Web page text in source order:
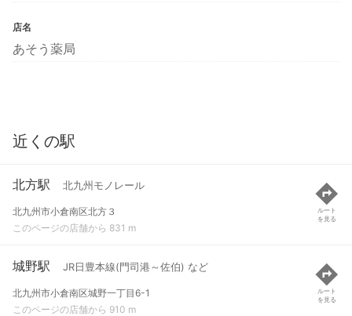
店名
あそう薬局
近くの駅
北方駅 北九州モノレール
北九州市小倉南区北方３
このページの店舗から 831 m
ルート
を見る
城野駅 JR日豊本線(門司港～佐伯) など
北九州市小倉南区城野一丁目6-1
このページの店舗から 910 m
ルート
を見る